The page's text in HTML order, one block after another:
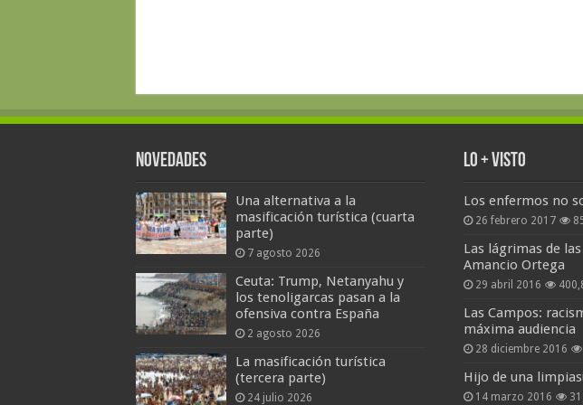
Novedades
Una alternativa a la
masificación turística (cuarta
parte)
7 agosto 2026
Ceuta: Trump, Netanyahu y
los tenoligarcas pasan a la
ofensiva contra España
2 agosto 2026
La masificación turística
(tercera parte)
24 julio 2026
Lo + Visto
Los enfermos no
26 febrero 2017
Las lágrimas de
Amancio Ortega
29 abril 2016
Las Campos:
máxima audiencia
28 diciembre 2016
Hijo de una
14 marzo 2016